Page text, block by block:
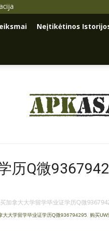
Neįtikėtinos
历Q微
买加拿大大学留学毕业证学历Q微
大大学留学毕业证学历Q微936794295
购买